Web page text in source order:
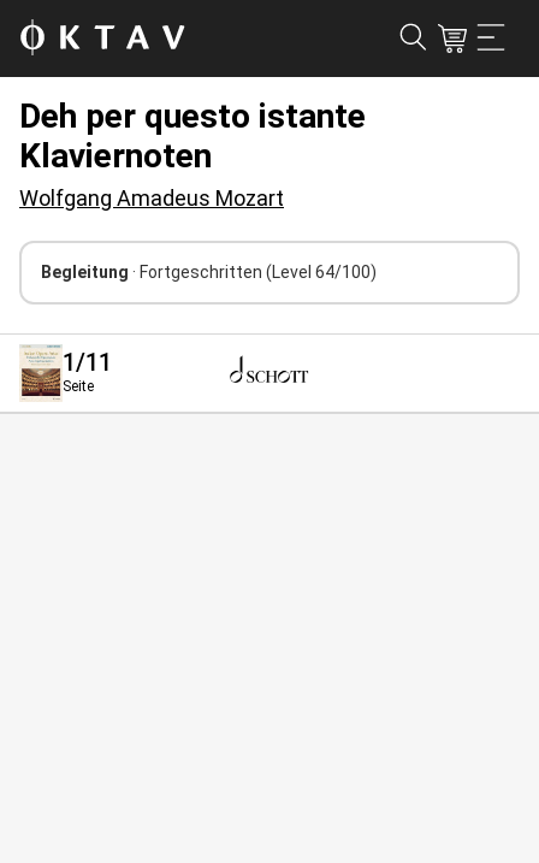
Deh per questo istante
Klaviernoten
Wolfgang Amadeus Mozart
Begleitung · Fortgeschritten (Level 64/100)
1/11
Seite